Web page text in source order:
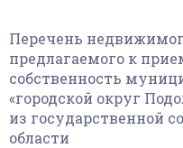
Перечень
предлагаемого к
собственность
«городской округ
из государственной
области